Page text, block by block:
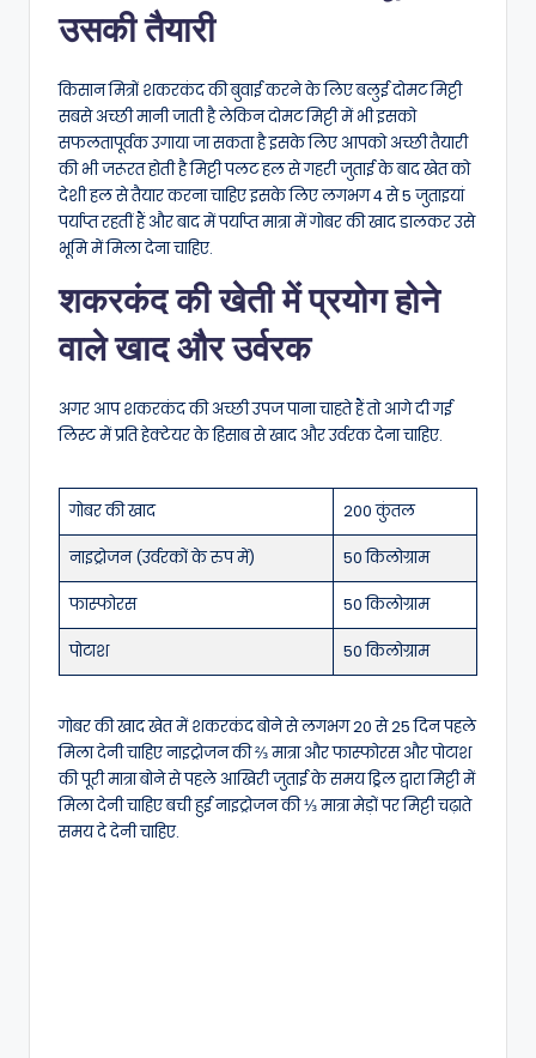
उसकी तैयारी
किसान मित्रों शकरकंद की बुवाई करने के लिए बलुई दोमट मिट्टी
सबसे अच्छी मानी जाती है लेकिन दोमट मिट्टी में भी इसको
सफलतापूर्वक उगाया जा सकता है इसके लिए आपको अच्छी तैयारी
की भी जरूरत होती है मिट्टी पलट हल से गहरी जुताई के बाद खेत को
देशी हल से तैयार करना चाहिए इसके लिए लगभग 4 से 5 जुताइयां
पर्याप्त रहतीं हैं और बाद में पर्याप्त मात्रा में गोबर की खाद डालकर उसे
भूमि में मिला देना चाहिए.
शकरकंद की खेती में प्रयोग होने
वाले खाद और उर्वरक
अगर आप शकरकंद की अच्छी उपज पाना चाहते हैं तो आगे दी गई
लिस्ट में प्रति हेक्टेयर के हिसाब से खाद और उर्वरक देना चाहिए.
गोबर की खाद 200 कुंतल
नाइट्रोजन (उर्वरकों के रुप में) 50 किलोग्राम
फास्फोरस 50 किलोग्राम
पोटाश 50 किलोग्राम
गोबर की खाद खेत में शकरकंद बोने से लगभग 20 से 25 दिन पहले
मिला देनी चाहिए नाइट्रोजन की ⅔ मात्रा और फास्फोरस और पोटाश
की पूरी मात्रा बोने से पहले आखिरी जुताई के समय ड्रिल द्वारा मिट्टी में
मिला देनी चाहिए बची हुई नाइट्रोजन की ⅓ मात्रा मेड़ों पर मिट्टी चढ़ाते
समय दे देनी चाहिए.